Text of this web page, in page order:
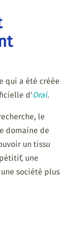
qui a été créée
d'Orai.
le
domaine de
un tissu
une
société plus